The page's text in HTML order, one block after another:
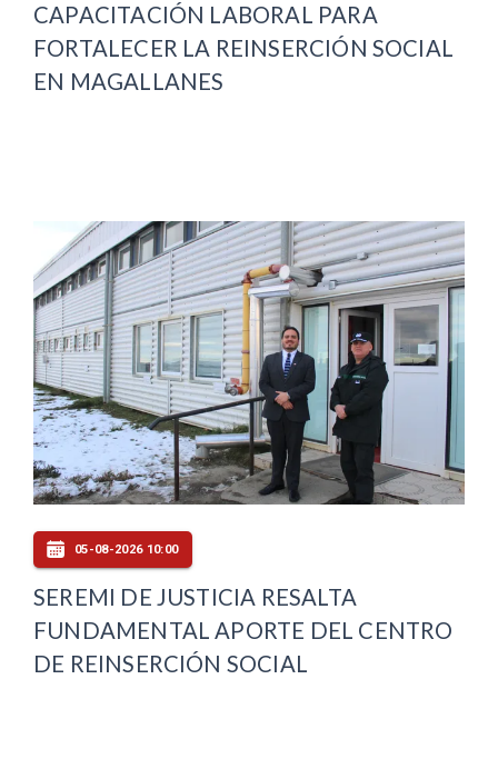
CAPACITACIÓN LABORAL PARA
FORTALECER LA REINSERCIÓN SOCIAL
EN MAGALLANES
05-08-2026 10:00
SEREMI DE JUSTICIA RESALTA
FUNDAMENTAL APORTE DEL CENTRO
DE REINSERCIÓN SOCIAL